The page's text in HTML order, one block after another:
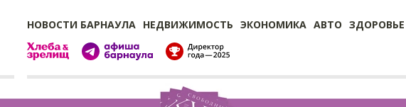
НОВОСТИ БАРНАУЛА НЕДВИЖИМОСТЬ ЭКОНОМИКА АВТО ЗДОРОВЬЕ